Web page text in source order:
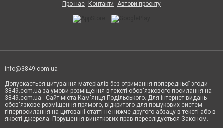
Про нас Контакти Автори проєкту
info@3849.com.ua
Допускається цитування матеріалів без отримання попередньої згоди
3849.com.ua за умови розміщення в тексті обов'язкового посилання на
3849.com.ua - Сайт міста Кам'янця-Подільського. Для інтернет-видань
обов'язкове розміщення прямого, відкритого для пошукових систем
гіперпосилання на цитовані статті не нижче другого абзацу в тексті або в
якості джерела. Порушення виняткових прав переслідується Законом.